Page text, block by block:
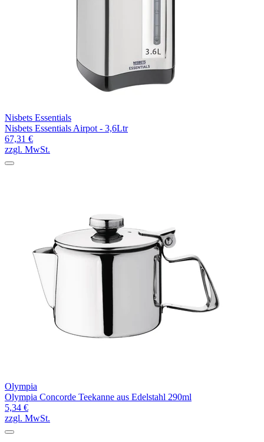
Nisbets Essentials
Nisbets Essentials Airpot - 3,6Ltr
67,31 €
zzgl. MwSt.
Olympia
Olympia Concorde Teekanne aus Edelstahl 290ml
5,34 €
zzgl. MwSt.